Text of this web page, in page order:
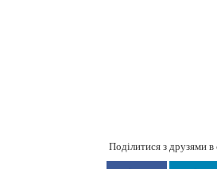
Поділитися з друзями